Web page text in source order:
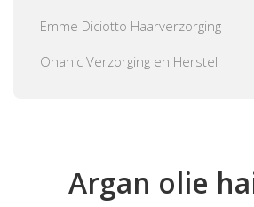
Emme Diciotto Haarverzorging
Ohanic Verzorging en Herstel
Argan olie